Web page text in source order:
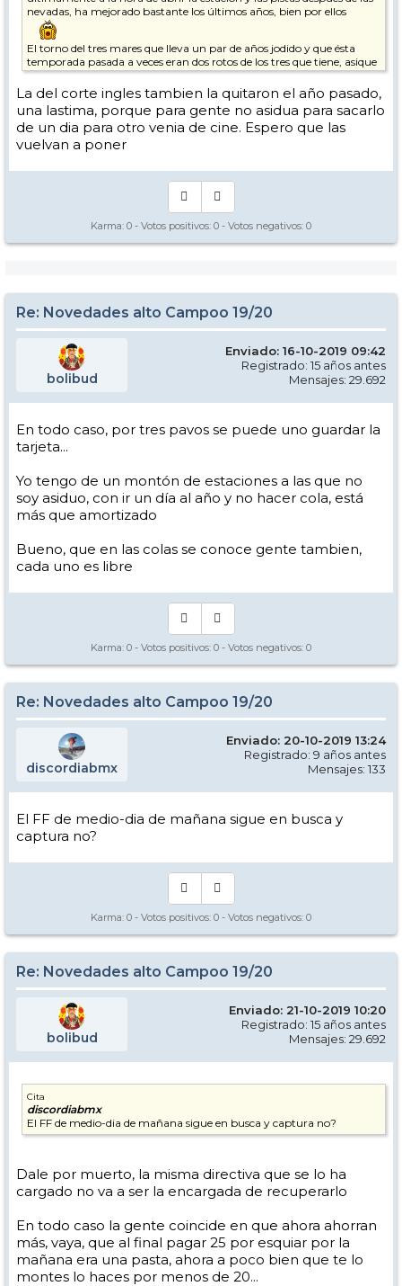
nevadas, ha mejorado bastante los últimos años, bien por ellos
El torno del tres mares que lleva un par de años jodido y que ésta
temporada pasada a veces eran dos rotos de los tres que tiene, asique
solo funcionaba uno.
Estaría bien que se recuperaran las dos máquinas expendedoras de
FF que desaparecieron el año pasado y funcionaban muy bien los
días de mucha afluencia.
No pido gran cosa pero me da que mis deseos no se van a cumplir
La del corte ingles tambien la quitaron el año pasado,
una lastima, porque para gente no asidua para sacarlo
de un dia para otro venia de cine. Espero que las
vuelvan a poner
Karma: 0 - Votos positivos: 0 - Votos negativos: 0
Re: Novedades alto Campoo 19/20
bolibud
Enviado: 16-10-2019 09:42
Registrado: 15 años antes
Mensajes: 29.692
En todo caso, por tres pavos se puede uno guardar la
tarjeta...
Yo tengo de un montón de estaciones a las que no
soy asiduo, con ir un día al año y no hacer cola, está
más que amortizado
Bueno, que en las colas se conoce gente tambien,
cada uno es libre
Karma: 0 - Votos positivos: 0 - Votos negativos: 0
Re: Novedades alto Campoo 19/20
discordiabmx
Enviado: 20-10-2019 13:24
Registrado: 9 años antes
Mensajes: 133
El FF de medio-dia de mañana sigue en busca y
captura no?
Karma: 0 - Votos positivos: 0 - Votos negativos: 0
Re: Novedades alto Campoo 19/20
bolibud
Enviado: 21-10-2019 10:20
Registrado: 15 años antes
Mensajes: 29.692
Cita
discordiabmx
El FF de medio-dia de mañana sigue en busca y captura no?
Dale por muerto, la misma directiva que se lo ha
cargado no va a ser la encargada de recuperarlo
En todo caso la gente coincide en que ahora ahorran
más, vaya, que al final pagar 25 por esquiar por la
mañana era una pasta, ahora a poco bien que te lo
montes lo haces por menos de 20...